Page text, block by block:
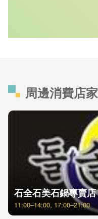
周邊消費店家
石全石美石鍋專賣店
11:00–14:00, 17:00–21:00